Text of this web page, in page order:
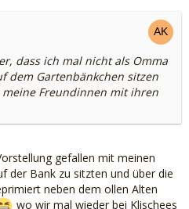
dass ich mal nicht als Omma
dem Gartenbänkchen sitzen
Freundinnen mit ihren
gefallen mit meinen
der Bank zu sitzten und über die
neben dem ollen Alten
wo wir mal wieder bei Klischees